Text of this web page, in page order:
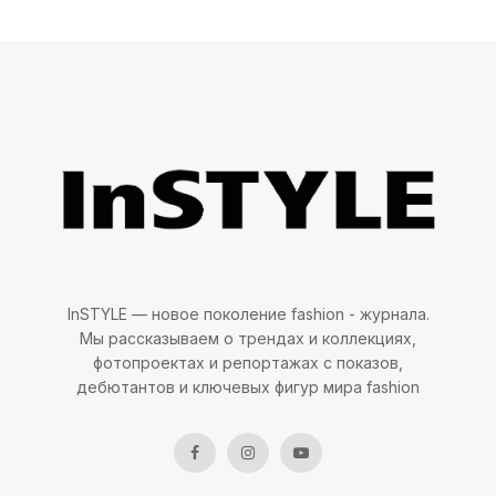
Поэтому планирование — хорошая вещь, и
этому нужно учиться.
Отдых — это то, что я люблю (смеется).
Готовлюсь к нему обычно заранее и
достаточно серьезно, потому что для меня
это довольно важный элемент жизни.
устала и нужно куда-нибудь уехать. Можно
InSTYLE — новое поколение fashion - журнала.
Мы рассказываем о трендах и коллекциях,
фотопроектах и репортажах с показов,
дебютантов и ключевых фигур мира fashion